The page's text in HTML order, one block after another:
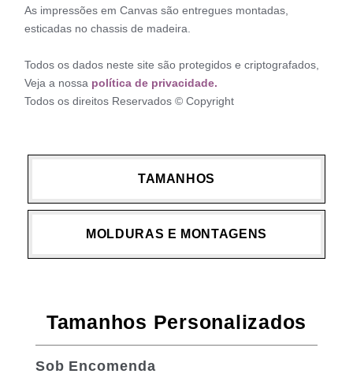
As impressões em Canvas são entregues montadas,
esticadas no chassis de madeira.
Todos os dados neste site são protegidos e criptografados,
Veja a nossa política de privacidade.
Todos os direitos Reservados © Copyright
TAMANHOS
MOLDURAS E MONTAGENS
Tamanhos Personalizados
Sob Encomenda